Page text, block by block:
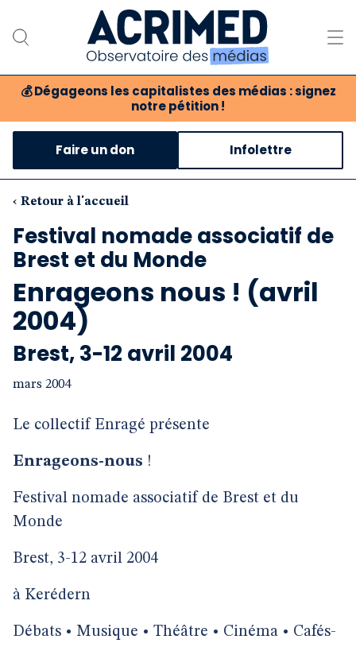
💰 Dégageons les capitalistes des médias : signez
notre pétition !
Notre association
Notre critique des médias
Nos propositions
Notre revue
Faire un don Infolettre
‹ Retour à l'accueil
Festival nomade associatif de
Brest et du Monde
Enrageons nous ! (avril
2004)
Brest, 3-12 avril 2004
mars 2004
Le collectif Enragé présente
Enrageons-nous !
Festival nomade associatif de Brest et du
Monde
Brest, 3-12 avril 2004
à Kerédern
Débats • Musique • Théâtre • Cinéma • Cafés-